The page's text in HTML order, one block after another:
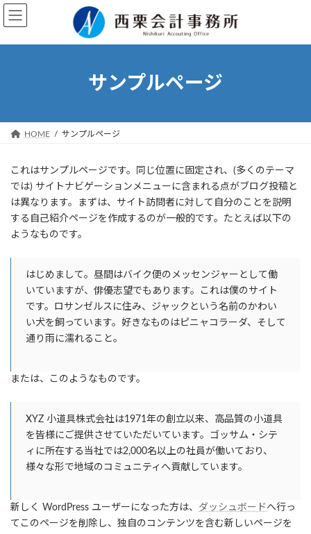
コ
ン
ッ
ナ
ビ
移
サンプルページ
HOME サンプルページ
これはサンプルページです。同じ位置に固定され、(多くのテーマ
では) サイトナビゲーションメニューに含まれる点がブログ投稿と
は異なります。まずは、サイト訪問者に対して自分のことを説明
する自己紹介ページを作成するのが一般的です。たとえば以下の
ようなものです。
はじめまして。昼間はバイク便のメッセンジャーとして働
いていますが、俳優志望でもあります。これは僕のサイト
です。ロサンゼルスに住み、ジャックという名前のかわい
い犬を飼っています。好きなものはピニャコラーダ、そして
通り雨に濡れること。
または、このようなものです。
XYZ 小道具株式会社は1971年の創立以来、高品質の小道具
を皆様にご提供させていただいています。ゴッサム・シテ
ィに所在する当社では2,000名以上の社員が働いており、
様々な形で地域のコミュニティへ貢献しています。
新しく WordPress ユーザーになった方は、 ダッシュボード へ行っ
てこのページを削除し、独自のコンテンツを含む新しいページを